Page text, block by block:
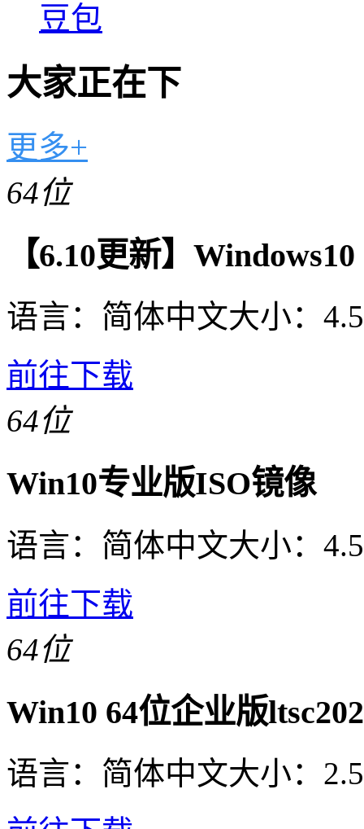
豆包
大家正在下
更多+
64位
【6.10更新】
语言： 简体中文大小：
前往下载
64位
Win10专业版ISO镜像
语言： 简体中文大小：
前往下载
64位
Win10 64位企业版
语言： 简体中文大小：